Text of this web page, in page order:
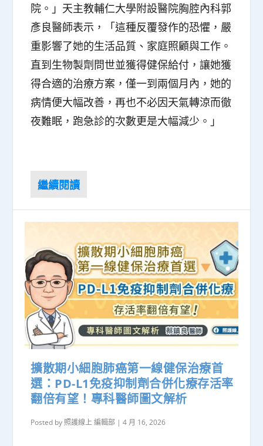
院。」天主教輔仁大學附設醫院胸腔內科郭
彥良醫師表示，「這種反覆發作的恐懼，嚴
重影響了她的生活品質、家庭照顧與工作。
直到生物製劑問世並獲得健保給付，讓她獲
得合適的治療方案，僅一到兩個月內，她的
病情便大幅改善，再也不必因天氣轉涼而徹
夜難眠，跑急診的次數更是大幅減少。」
擴散期小細胞肺癌第一線健保治療首
選：PD-L1免疫抑制劑合併化療存活率
翻倍有望！專科醫師圖文解析
Posted by照護線上 編輯部 |4 月 16, 2026